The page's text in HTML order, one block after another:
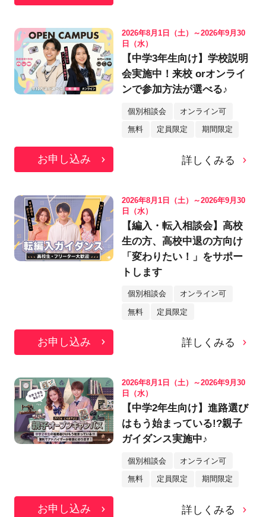
2026年8月1日（土）～2026年9月30
日（水）
【中学3年生向け】学校説明
会実施中！来校 orオンライ
ンで参加方法が選べる♪
個別相談会 オンライン可
無料 定員限定 期間限定
お申し込み 詳しくみる
2026年8月1日（土）～2026年9月30
日（水）
【編入・転入相談会】高校
生の方、高校中退の方向け
「変わりたい！」をサポー
トします
個別相談会 オンライン可
無料 定員限定
お申し込み 詳しくみる
2026年8月1日（土）～2026年9月30
日（水）
【中学2年生向け】進路選び
はもう始まっている!?親子
ガイダンス実施中♪
個別相談会 オンライン可
無料 定員限定 期間限定
お申し込み 詳しくみる